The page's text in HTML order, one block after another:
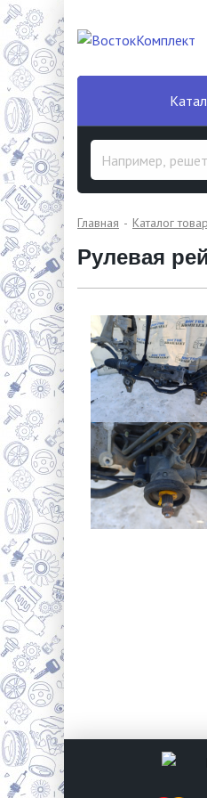
Главная Каталог
Рулевая